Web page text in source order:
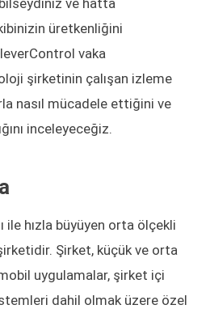
üretkenliğini
vaka
şirketinin çalışan izleme
nasıl mücadele ettiğini ve
inceleyeceğiz.
ile hızla büyüyen orta ölçekli
Şirket, küçük ve orta
uygulamalar, şirket içi
dahil olmak üzere özel